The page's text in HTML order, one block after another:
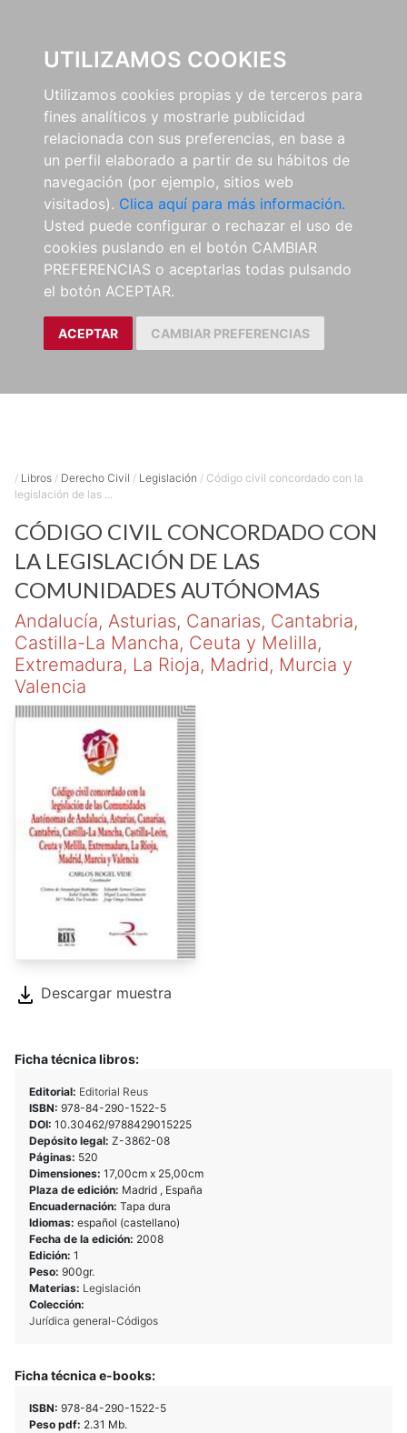
UTILIZAMOS COOKIES
Utilizamos cookies propias y de terceros para
fines analíticos y mostrarle publicidad
relacionada con sus preferencias, en base a
un perfil elaborado a partir de su hábitos de
navegación (por ejemplo, sitios web
visitados). Clica aquí para más información.
Usted puede configurar o rechazar el uso de
cookies puslando en el botón CAMBIAR
PREFERENCIAS o aceptarlas todas pulsando
el botón ACEPTAR.
ACEPTAR CAMBIAR PREFERENCIAS
/ Libros / Derecho Civil / Legislación / Código civil concordado con la
legislación de las ...
CÓDIGO CIVIL CONCORDADO CON
LA LEGISLACIÓN DE LAS
COMUNIDADES AUTÓNOMAS
Andalucía, Asturias, Canarias, Cantabria,
Castilla-La Mancha, Ceuta y Melilla,
Extremadura, La Rioja, Madrid, Murcia y
Valencia
Descargar muestra
Ficha técnica libros:
Editorial: Editorial Reus
ISBN: 978-84-290-1522-5
DOI: 10.30462/9788429015225
Depósito legal: Z-3862-08
Páginas: 520
Dimensiones: 17,00cm x 25,00cm
Plaza de edición: Madrid , España
Encuadernación: Tapa dura
Idiomas: español (castellano)
Fecha de la edición: 2008
Edición: 1
Peso: 900gr.
Materias: Legislación
Colección:
Jurídica general-Códigos
Ficha técnica e-books:
ISBN: 978-84-290-1522-5
Peso pdf: 2.31 Mb.